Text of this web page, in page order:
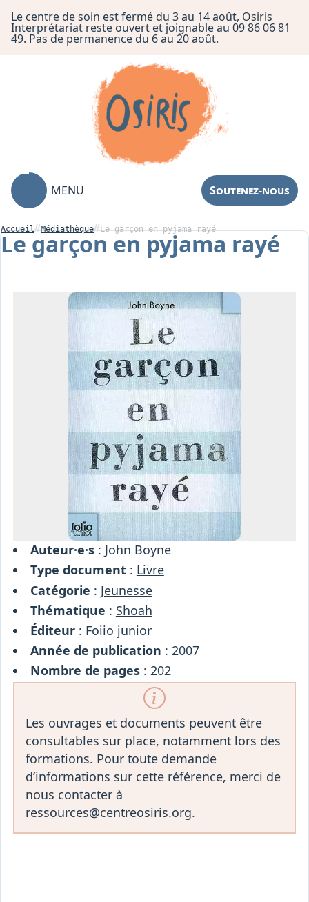
Le centre de soin est fermé du 3 au 14 août, Osiris
Interprétariat reste ouvert et joignable au 09 86 06 81
49. Pas de permanence du 6 au 20 août.
MENU Soutenez-nous
Centre de Soin
Interprétariat
Ressources
Accueil Médiathèque Le garçon en pyjama rayé
Le garçon en pyjama rayé
Auteur·e·s: John Boyne
Type document: Livre
Catégorie : Jeunesse
Thématique : Shoah
Éditeur: Foiio junior
Année de publication : 2007
Nombre de pages: 202
Les ouvrages et documents peuvent être
consultables sur place, notamment lors des
formations. Pour toute demande
d’informations sur cette référence, merci de
nous contacter à
ressources@centreosiris.org.